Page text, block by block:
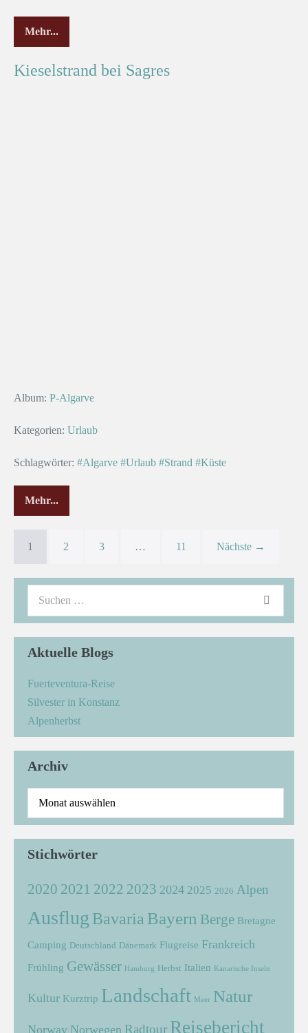
Mehr...
Kieselstrand bei Sagres
Album: P-Algarve
Kategorien: Urlaub
Schlagwörter: #Algarve #Urlaub #Strand #Küste
Mehr...
1 2 3 … 11 Nächste →
Aktuelle Blogs
Fuerteventura-Reise
Silvester in Konstanz
Alpenherbst
Archiv
Stichwörter
2020 2021 2022 2023 2024 2025 2026 Alpen
Ausflug Bavaria Bayern Berge Bretagne
Camping Deutschland Dänemark Flugreise Frankreich
Frühling Gewässer Hamburg Herbst Italien Kanarische Inseln
Kultur Kurztrip Landschaft Meer Natur
Norway Norwegen Radtour Reisebericht